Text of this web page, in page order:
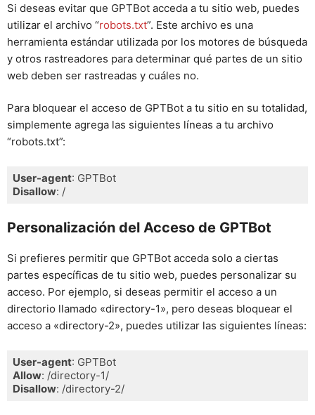
Si deseas evitar que GPTBot acceda a tu sitio web, puedes
utilizar el archivo “robots.txt”. Este archivo es una
herramienta estándar utilizada por los motores de búsqueda
y otros rastreadores para determinar qué partes de un sitio
web deben ser rastreadas y cuáles no.
Para bloquear el acceso de GPTBot a tu sitio en su totalidad,
simplemente agrega las siguientes líneas a tu archivo
“robots.txt”:
User-agent
: GPTBot
Disallow: /
Personalización del Acceso de GPTBot
Si prefieres permitir que GPTBot acceda solo a ciertas
partes específicas de tu sitio web, puedes personalizar su
acceso. Por ejemplo, si deseas permitir el acceso a un
directorio llamado «directory-1», pero deseas bloquear el
acceso a «directory-2», puedes utilizar las siguientes líneas:
User-agent
: GPTBot
Allow
: /directory-1/
Disallow: /directory-2/